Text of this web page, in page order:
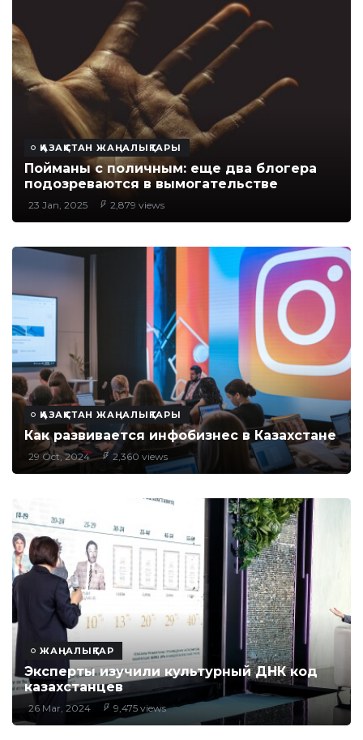
ҚАЗАҚСТАН ЖАҢАЛЫҚТАРЫ
Пойманы с поличным: еще два блогера
подозреваются в вымогательстве
23 Jan, 2025 2,879 views
ҚАЗАҚСТАН ЖАҢАЛЫҚТАРЫ
Как развивается инфобизнес в Казахстане
29 Oct, 2024 2,360 views
ЖАҢАЛЫҚТАР
Эксперты изучили культурный ДНК код
казахстанцев
26 Mar, 2024 9,475 views